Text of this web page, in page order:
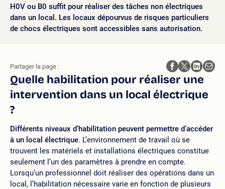
H0V ou B0 suffit pour réaliser des tâches non électriques
dans un local. Les locaux dépourvus de risques particuliers
de chocs électriques sont accessibles sans autorisation.
Quelle habilitation pour réaliser une
intervention dans un local électrique
?
Différents niveaux d’habilitation peuvent permettre d’accéder
à un local électrique. L’environnement de travail où se
trouvent les matériels et installations électriques constitue
seulement l’un des paramètres à prendre en compte.
Lorsqu’un professionnel doit réaliser des opérations dans un
local, l’habilitation nécessaire varie en fonction de plusieurs
Partager la page :